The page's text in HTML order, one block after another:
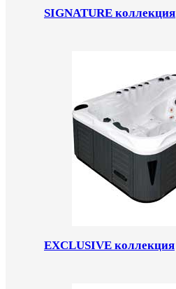
SIGNATURE коллекция
EXCLUSIVE коллекция